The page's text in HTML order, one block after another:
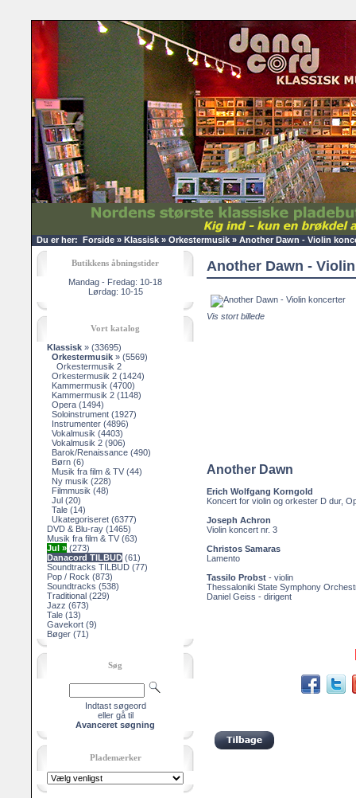
Du er her: Forside » Klassisk » Orkestermusik » Another Dawn - Violin
Butikkens åbningstider
Mandag - Fredag: 10-18
Lørdag: 10-15
Vort katalog
Klassisk » (33695)
Orkestermusik » (5569)
Orkestermusik 2
Orkestermusik 2 (1424)
Kammermusik (4700)
Kammermusik 2 (1148)
Opera (1494)
Soloinstrument (1927)
Instrumenter (4896)
Vokalmusik (4403)
Vokalmusik 2 (906)
Barok/Renaissance (490)
Børn (6)
Musik fra film & TV (44)
Ny musik (228)
Filmmusik (48)
Jul (20)
Tale (14)
Ukategoriseret (6377)
DVD & Blu-ray (1465)
Musik fra film & TV (63)
Jul » (273)
Danacord TILBUD (61)
Soundtracks TILBUD (77)
Pop / Rock (873)
Soundtracks (538)
Traditional (229)
Jazz (673)
Tale (13)
Gavekort (9)
Bøger (71)
Søg
Indtast søgeord
eller gå til
Avanceret søgning
Plademærker
Another Dawn -
Vis stort billede
Another Dawn
Erich Wolfgang Korngold
Koncert for violin og orkester D dur,
Joseph Achron
Violin koncert nr. 3
Christos Samaras
Lamento
Tassilo Probst - violin
Thessaloniki State Symphony
Daniel Geiss - dirigent